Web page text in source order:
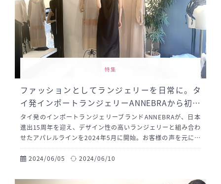
ります。 このコラムでは、そんな熱い北米のランジェリーブラ
ンドについて紹介していきます。
特集
ファッションとしてランジェリーを日常に。タ
イ発インポートランジェリーANNEBRAから初の
アパレルラインが登場
タイ発のインポートランジェリーブランドANNEBRAが、日本
進出15周年を迎え、デザイン性の高いランジェリーと組み合わ
せたアパレルラインを2024年5月に開始。お客様の声を元に、
ランジェリーを見せるファッションアイテムとして、シアーワ
ンピースやバックオープンワンピースを展開します。デザイナ
現。ランジェリーをファッションの一部として楽しめる新たな
2024/06/05 2024/06/10